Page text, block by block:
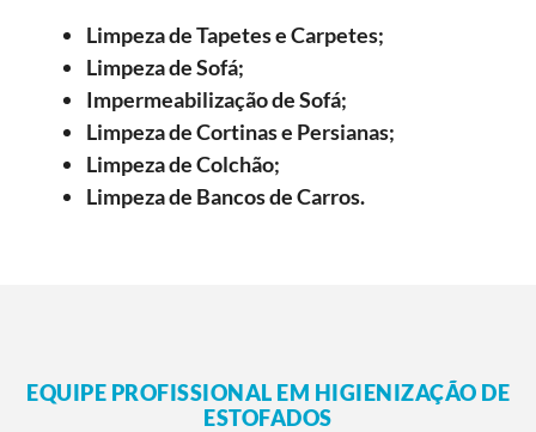
Limpeza de Tapetes e Carpetes;
Limpeza de Sofá;
Impermeabilização de Sofá;
Limpeza de Cortinas e Persianas;
Limpeza de Colchão;
Limpeza de Bancos de Carros.
EQUIPE PROFISSIONAL EM HIGIENIZAÇÃO DE
ESTOFADOS